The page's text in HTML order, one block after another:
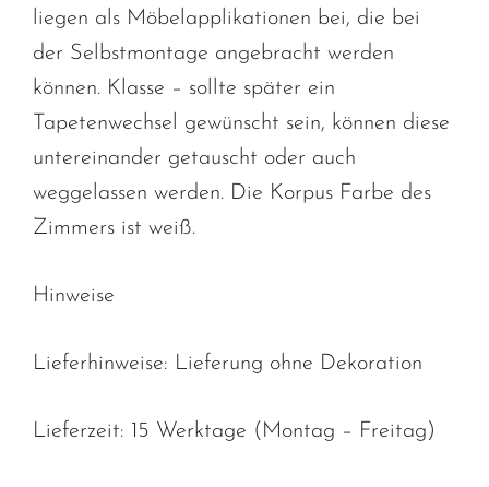
liegen als Möbelapplikationen bei, die bei
der Selbstmontage angebracht werden
können. Klasse – sollte später ein
Tapetenwechsel gewünscht sein, können diese
untereinander getauscht oder auch
weggelassen werden. Die Korpus Farbe des
Zimmers ist weiß.
Hinweise
Lieferhinweise: Lieferung ohne Dekoration
Lieferzeit: 15 Werktage (Montag – Freitag)